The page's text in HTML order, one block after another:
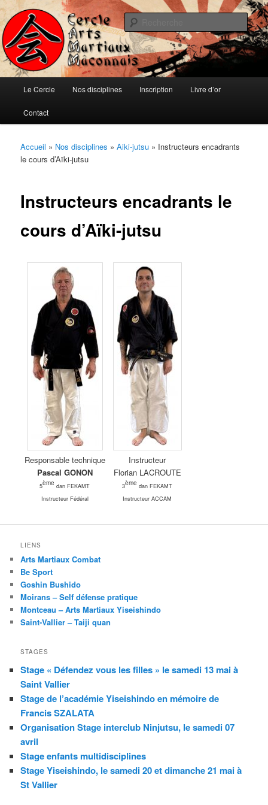
Aller
au
contenu
principalCercle d'Arts Martiaux Mâconnais
Ju-jitsu, Ninjutsu, Aïki-jujutsu, Auto-défense et Qi-Gong
principal
Le Cercle Nos disciplines Inscription Livre d’or
Contact
Accueil » Nos disciplines »Aiki-jutsu » Instructeurs encadrants
le cours d’Aïki-jutsu
Instructeurs encadrants le
cours d’Aïki-jutsu
Responsable technique
Pascal GONON
5ème dan FEKAMT
Instructeur Fédéral
Instructeur
Florian LACROUTE
3ème dan FEKAMT
Instructeur ACCAM
LIENS
Arts Martiaux Combat
Be Sport
Goshin Bushido
Moirans – Self défense pratique
Montceau – Arts Martiaux Yiseishindo
Saint-Vallier – Taiji quan
STAGES
Stage « Défendez vous les filles » le samedi 13 mai à
Saint Vallier
Stage de l’académie Yiseishindo en mémoire de
Francis SZALATA
Organisation Stage interclub Ninjutsu, le samedi 07
avril
Stage enfants multidisciplines
Stage Yiseishindo, le samedi 20 et dimanche 21 mai à
St Vallier